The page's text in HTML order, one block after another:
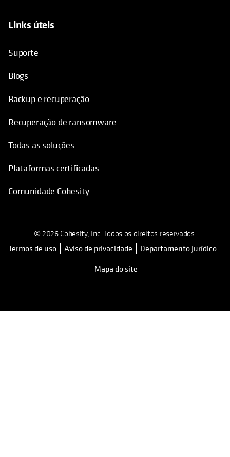
Links úteis
Suporte
Blogs
Backup e recuperação
Recuperação de ransomware
Todas as soluções
Plataformas certificadas
Comunidade Cohesity
© 2026 Cohesity, Inc. Todos os direitos reservados.
Termos de usoopens in a new tab
Aviso de privacidade
Departamento Jurídico
Mapa do site